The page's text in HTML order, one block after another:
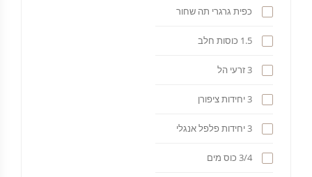
כפית גרגרי תה שחור
1.5 כוסות חלב
3 זרעי הל
3 יחידות ציפורן
3 יחידות פלפל אנגלי
3/4 כוס מים